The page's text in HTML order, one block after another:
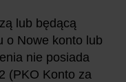
lub będącą
o Nowe konto lub
nie posiada
(PKO Konto za